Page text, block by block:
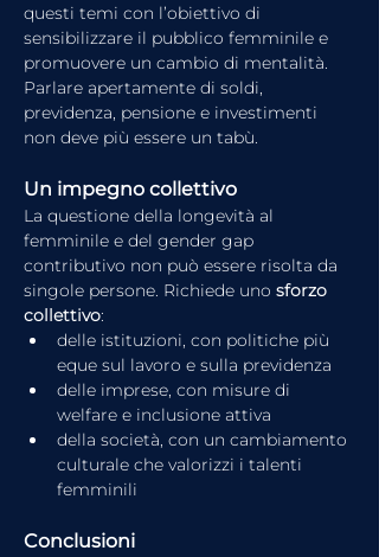
questi temi con l’obiettivo di
sensibilizzare il pubblico femminile e
promuovere un cambio di mentalità.
Parlare apertamente di soldi,
previdenza, pensione e investimenti
non deve più essere un tabù.
Un impegno collettivo
La questione della longevità al
femminile e del gender gap
contributivo non può essere risolta da
singole persone. Richiede uno sforzo
collettivo:
delle istituzioni, con politiche più
eque sul lavoro e sulla previdenza
delle imprese, con misure di
welfare e inclusione attiva
della società, con un cambiamento
culturale che valorizzi i talenti
femminili
Conclusioni